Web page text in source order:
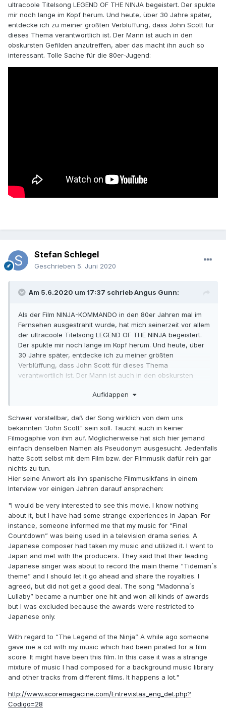
ultracoole Titelsong LEGEND OF THE NINJA begeistert. Der spukte
mir noch lange im Kopf herum. Und heute, über 30 Jahre später,
entdecke ich zu meiner größten Verblüffung, dass John Scott für
dieses Thema verantwortlich ist. Der Mann ist auch in den
obskursten Gefilden anzutreffen, aber das macht ihn auch so
interessant. Tolle Sache für die 80er-Jugend:
Stefan Schlegel
Geschrieben 5. Juni 2020
Am 5.6.2020 um 17:37 schriebAngus Gunn:
Als der Film NINJA-KOMMANDO in den 80er Jahren mal im
Fernsehen ausgestrahlt wurde, hat mich seinerzeit vor allem
der ultracoole Titelsong LEGEND OF THE NINJA begeistert.
Der spukte mir noch lange im Kopf herum. Und heute, über
30 Jahre später, entdecke ich zu meiner größten
Verblüffung, dass John Scott für dieses Thema
verantwortlich ist. Der Mann ist auch in den obskursten
Aufklappen
Schwer vorstellbar, daß der Song wirklich von dem uns
bekannten "John Scott" sein soll. Taucht auch in keiner
Filmogaphie von ihm auf. Möglicherweise hat sich hier jemand
einfach denselben Namen als Pseudonym ausgesucht. Jedenfalls
hatte Scott selbst mit dem Film bzw. der Filmmusik dafür rein gar
nichts zu tun.
Hier seine Anwort als ihn spanische Filmmusikfans in einem
Interview vor einigen Jahren darauf ansprachen:
"I would be very interested to see this movie. I know nothing
about it, but I have had some strange experiences in Japan. For
instance, someone informed me that my music for “Final
Countdown” was being used in a television drama series. A
Japanese composer had taken my music and utilized it. I went to
Japan and met with the producers. They said that their leading
Japanese singer was about to record the main theme “Tideman´s
theme” and I should let it go ahead and share the royalties. I
agreed, but did not get a good deal. The song “Madonna´s
Lullaby” became a number one hit and won all kinds of awards
but I was excluded because the awards were restricted to
Japanese only.
With regard to “The Legend of the Ninja” A while ago someone
gave me a cd with my music which had been pirated for a film
score. It might have been this film. In this case it was a strange
mixture of music I had composed for a background music library
and other tracks from different films. It happens a lot."
http://www.scoremagacine.com/Entrevistas_eng_det.php?
Codigo=28